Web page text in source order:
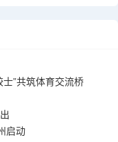
”共筑体育交流桥
启动